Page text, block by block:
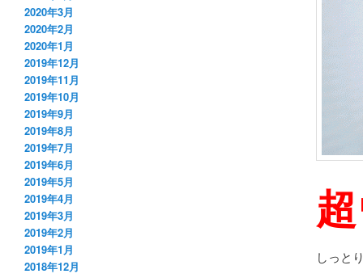
しっと
2020年3月
2020年2月
2020年1月
2019年12月
2019年11月
2019年10月
2019年9月
2019年8月
2019年7月
2019年6月
2019年5月
2019年4月
2019年3月
2019年2月
2019年1月
2018年12月